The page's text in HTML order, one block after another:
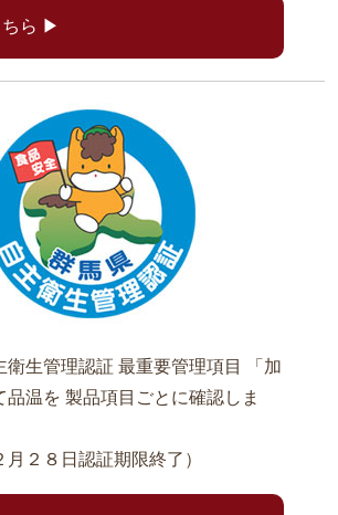
ちら ▶
衛生管理認証 最重要管理項目
「加
品温を 製品項目ごとに確認しま
月２８日認証期限終了）